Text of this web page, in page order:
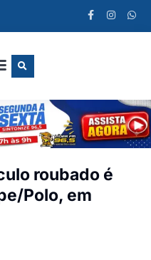
roubado é
Polo, em